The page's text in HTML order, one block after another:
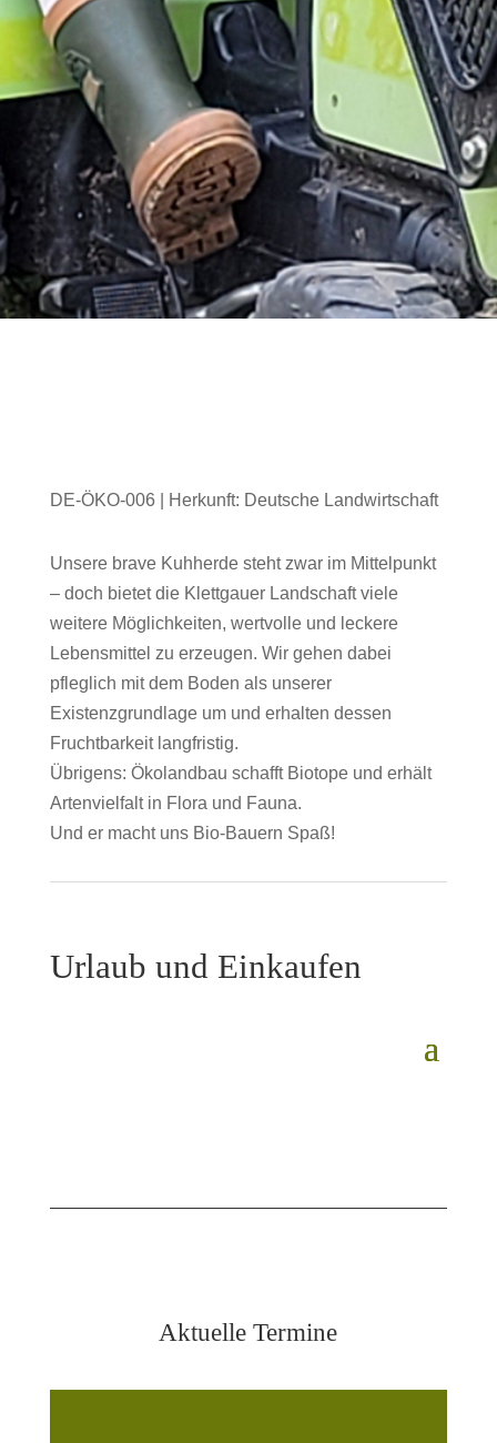
DE-ÖKO-006 | Herkunft: Deutsche Landwirtschaft
Unsere brave Kuhherde steht zwar im Mittelpunkt
– doch bietet die Klettgauer Landschaft viele
weitere Möglichkeiten, wertvolle und leckere
Lebensmittel zu erzeugen. Wir gehen dabei
pfleglich mit dem Boden als unserer
Existenzgrundlage um und erhalten dessen
Fruchtbarkeit langfristig.
Übrigens: Ökolandbau schafft Biotope und erhält
Artenvielfalt in Flora und Fauna.
Und er macht uns Bio-Bauern Spaß!
Urlaub und Einkaufen
Aktuelle Termine